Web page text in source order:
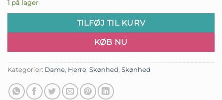
1 på lager
TILFØJ TIL KURV
KØB NU
Kategorier: Dame, Herre, Skønhed, Skønhed